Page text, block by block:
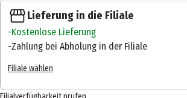
Lieferung in die Filiale
Kostenlose Lieferung
Zahlung bei Abholung in der Filiale
Filiale wählen